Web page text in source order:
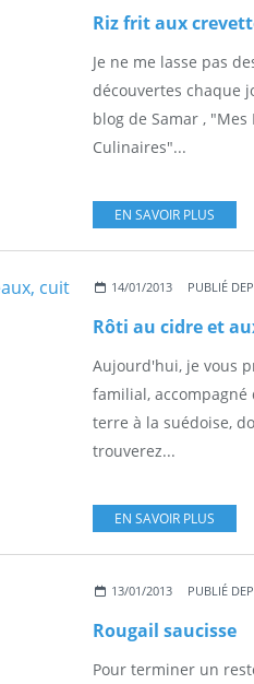
Riz frit aux
Je ne me lasse pas
découvertes chaque
blog de Samar ,
Culinaires"...
EN SAVOIR PLUS
14/01/2013 PUBLIÉ
Aujourd'hui, je vous
familial, accompagné
terre à la suédoise,
trouverez...
EN SAVOIR PLUS
13/01/2013 PUBLIÉ
Rougail saucisse
Pour terminer un